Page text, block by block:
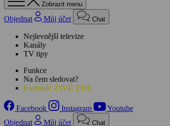
Zobrazit menu
Objednat Můj účet Chat
Nejlevnější televize
Kanály
TV tipy
Funkce
Na čem sledovat?
Formule ŽIVĚ ZDE
Facebook Instagram
Youtube
Objednat
Můj účet Chat